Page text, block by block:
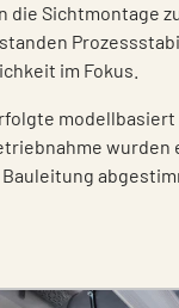
die Sichtmontage
im Fokus.
modellbasiert
wurden